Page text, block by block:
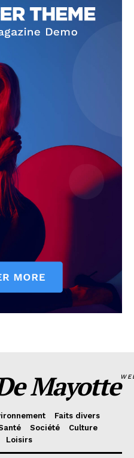
Mayotte
Faits divers
Société
Culture
Loisirs